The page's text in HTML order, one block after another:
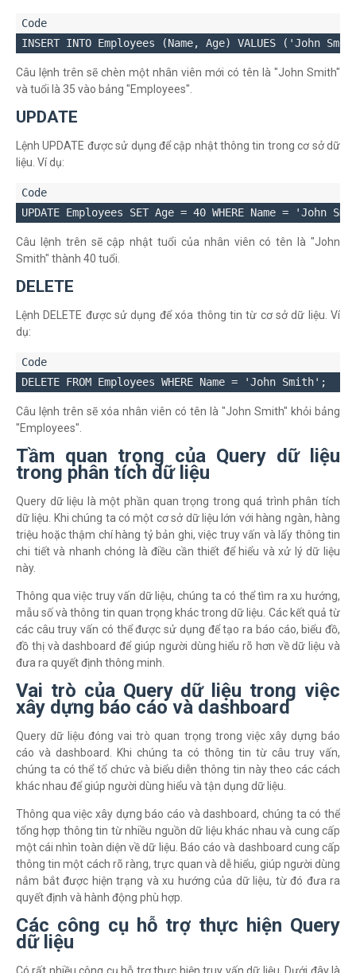
Câu lệnh trên sẽ chèn một nhân viên mới có tên là "John Smith"
và tuổi là 35 vào bảng "Employees".
UPDATE
Lệnh UPDATE được sử dụng để cập nhật thông tin trong cơ sở dữ
liệu. Ví dụ:
Câu lệnh trên sẽ cập nhật tuổi của nhân viên có tên là "John
Smith" thành 40 tuổi.
DELETE
Lệnh DELETE được sử dụng để xóa thông tin từ cơ sở dữ liệu. Ví
dụ:
Câu lệnh trên sẽ xóa nhân viên có tên là "John Smith" khỏi bảng
"Employees".
Tầm quan trọng của Query dữ liệu
trong phân tích dữ liệu
Query dữ liệu là một phần quan trọng trong quá trình phân tích
dữ liệu. Khi chúng ta có một cơ sở dữ liệu lớn với hàng ngàn, hàng
triệu hoặc thậm chí hàng tỷ bản ghi, việc truy vấn và lấy thông tin
chi tiết và nhanh chóng là điều cần thiết để hiểu và xử lý dữ liệu
này.
Thông qua việc truy vấn dữ liệu, chúng ta có thể tìm ra xu hướng,
mẫu số và thông tin quan trọng khác trong dữ liệu. Các kết quả từ
các câu truy vấn có thể được sử dụng để tạo ra báo cáo, biểu đồ,
đồ thị và dashboard để giúp người dùng hiểu rõ hơn về dữ liệu và
đưa ra quyết định thông minh.
Vai trò của Query dữ liệu trong việc
xây dựng báo cáo và dashboard
Query dữ liệu đóng vai trò quan trọng trong việc xây dựng báo
cáo và dashboard. Khi chúng ta có thông tin từ câu truy vấn,
chúng ta có thể tổ chức và biểu diễn thông tin này theo các cách
khác nhau để giúp người dùng hiểu và tận dụng dữ liệu.
Thông qua việc xây dựng báo cáo và dashboard, chúng ta có thể
tổng hợp thông tin từ nhiều nguồn dữ liệu khác nhau và cung cấp
một cái nhìn toàn diện về dữ liệu. Báo cáo và dashboard cung cấp
thông tin một cách rõ ràng, trực quan và dễ hiểu, giúp người dùng
nắm bắt được hiện trạng và xu hướng của dữ liệu, từ đó đưa ra
quyết định và hành động phù hợp.
Các công cụ hỗ trợ thực hiện Query
dữ liệu